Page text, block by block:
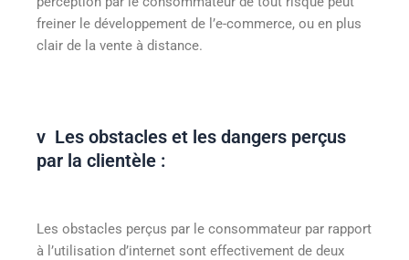
freiner le développement de l’e-commerce, ou en plus
clair de la vente à distance.
v Les obstacles et les dangers perçus
par la clientèle :
Les obstacles perçus par le consommateur par rapport
à l’utilisation d’internet sont effectivement de deux